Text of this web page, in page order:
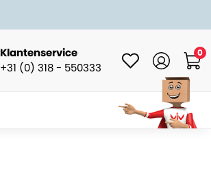
Klantenservice
+31 (0) 318 - 550333
0